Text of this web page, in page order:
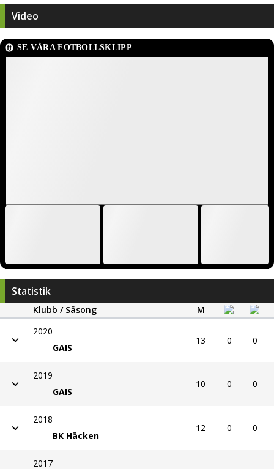
Video
SE VÅRA FOTBOLLSKLIPP
Statistik
Klubb / Säsong
M
2020
GAIS
13 0 0
2019
GAIS
10 0 0
2018
BK Häcken
12 0 0
2017